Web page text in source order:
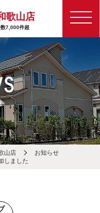
歌山店
7,000件超
山店
お知らせ
しました